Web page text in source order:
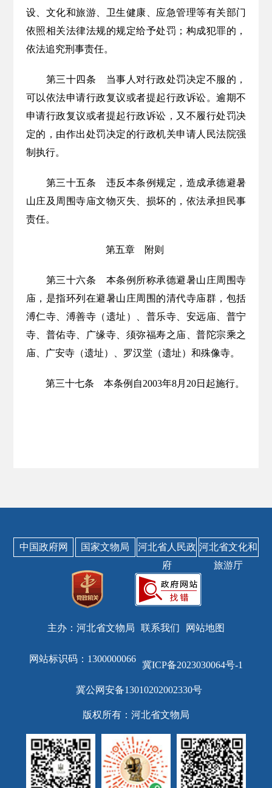
设、文化和旅游、卫生健康、应急管理等有关部门
依照相关法律法规的规定给予处罚；构成犯罪的，
依法追究刑事责任。
第三十四条 当事人对行政处罚决定不服的，
可以依法申请行政复议或者提起行政诉讼。逾期不
申请行政复议或者提起行政诉讼，又不履行处罚决
定的，由作出处罚决定的行政机关申请人民法院强
制执行。
第三十五条 违反本条例规定，造成承德避暑
山庄及周围寺庙文物灭失、损坏的，依法承担民事
责任。
第五章 附则
第三十六条 本条例所称承德避暑山庄周围寺
庙，是指环列在避暑山庄周围的清代寺庙群，包括
溥仁寺、溥善寺（遗址）、普乐寺、安远庙、普宁
寺、普佑寺、广缘寺、须弥福寿之庙、普陀宗乘之
庙、广安寺（遗址）、罗汉堂（遗址）和殊像寺。
第三十七条 本条例自2003年8月20日起施行。
中国政府网 国家文物局
河北省人民政
府
河北省文化和
旅游厅
主办：河北省文物局 联系我们 网站地图
网站标识码：1300000066
冀ICP备2023030064号-1
冀公网安备13010202002330号
版权所有：河北省文物局